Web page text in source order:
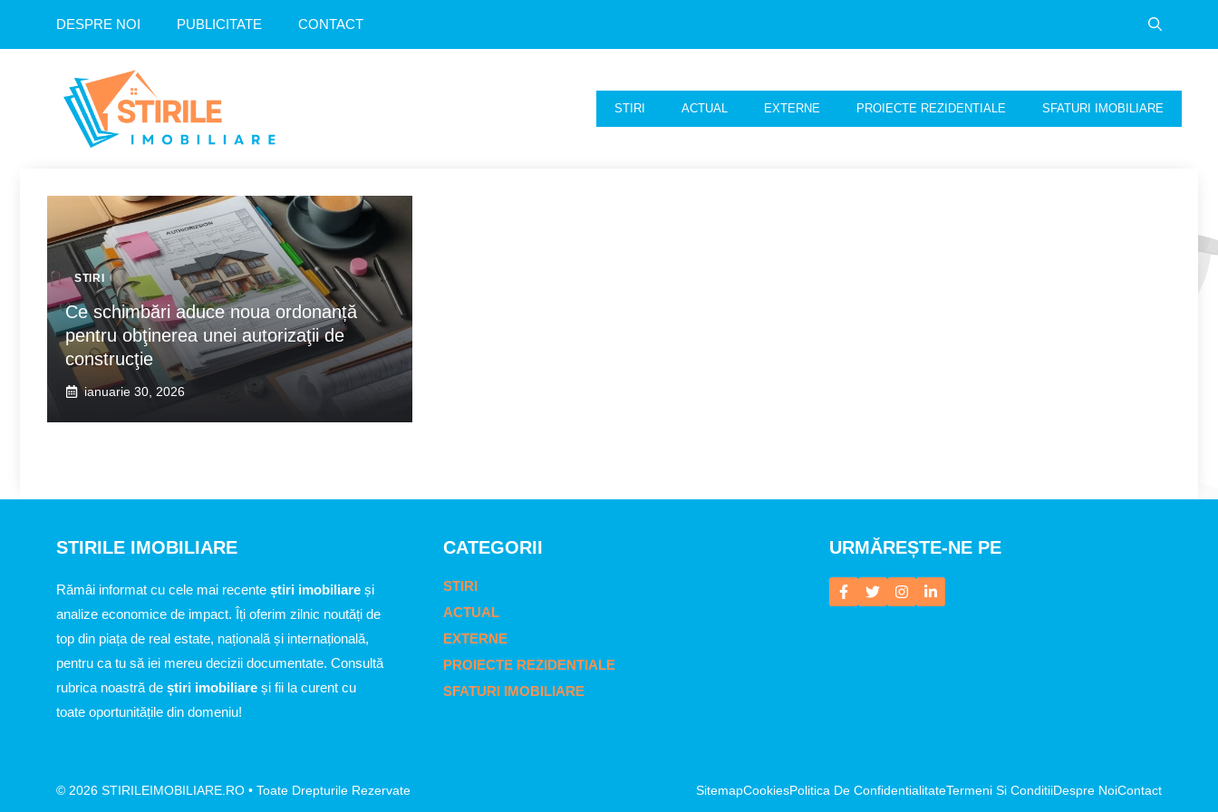
DESPRE NOI PUBLICITATE CONTACT
STIRI ACTUAL EXTERNE PROIECTE REZIDENTIALE SFATURI IMOBILIARE
STIRI
Ce schimbări aduce noua ordonanță
pentru obţinerea unei autorizaţii de
construcţie
ianuarie 30, 2026
STIRILE IMOBILIARE
Rămâi informat cu cele mai recente știri imobiliare și
analize economice de impact. Îți oferim zilnic noutăți de
top din piața de real estate, națională și internațională,
pentru ca tu să iei mereu decizii documentate. Consultă
rubrica noastră de știri imobiliare și fii la curent cu
toate oportunitățile din domeniu!
CATEGORII
STIRI
ACTUAL
EXTERNE
PROIECTE REZIDENTIALE
SFATURI IMOBILIARE
URMĂREȘTE-NE PE
© 2026 STIRILEIMOBILIARE.RO • Toate Drepturile Rezervate SitemapCookiesPolitica De ConfidentialitateTermeni Si ConditiiDespre NoiContact